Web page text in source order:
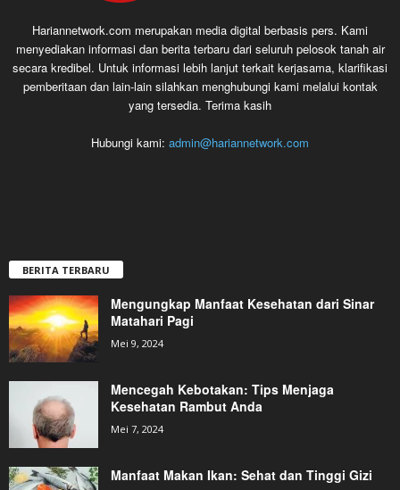
Hariannetwork.com merupakan media digital berbasis pers. Kami
menyediakan informasi dan berita terbaru dari seluruh pelosok tanah air
secara kredibel. Untuk informasi lebih lanjut terkait kerjasama, klarifikasi
pemberitaan dan lain-lain silahkan menghubungi kami melalui kontak
yang tersedia. Terima kasih
Hubungi kami: admin@hariannetwork.com
BERITA TERBARU
Mengungkap Manfaat Kesehatan dari Sinar
Matahari Pagi
Mei 9, 2024
Mencegah Kebotakan: Tips Menjaga
Kesehatan Rambut Anda
Mei 7, 2024
Manfaat Makan Ikan: Sehat dan Tinggi Gizi